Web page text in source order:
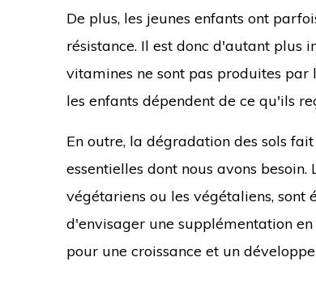
De plus, les jeunes enfants ont
résistance. Il est donc d'autant
vitamines ne sont pas produites
les enfants dépendent de ce qu'ils
En outre, la dégradation des sols
essentielles dont nous avons
végétariens ou les végétaliens,
d'envisager une supplémentation
pour une croissance et un